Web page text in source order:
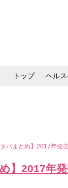
トップ ヘル
タバまとめ】2017年発
め】2017年